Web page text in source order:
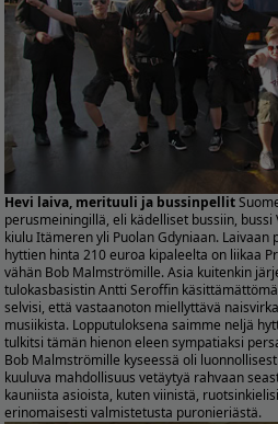
Hevi laiva, merituuli ja bussinpellit
perusmeiningillä, eli kädelliset bussiin,
kiulu Itämeren yli Puolan Gdyniaan.
hyttien hinta 210 euroa kipaleelta on liikaa
vähän Bob Malmströmille. Asia kuitenkin
tulokasbasistin Antti Seroffin
selvisi, että vastaanoton miellyttävä
musiikista. Lopputuloksena saimme neljä
tulkitsi tämän hienon eleen sympatiaksi
Bob Malmströmille kyseessä oli
kuuluva mahdollisuus vetäytyä rahvaan
kauniista asioista, kuten viinistä,
erinomaisesti valmistetusta puronieriästä.